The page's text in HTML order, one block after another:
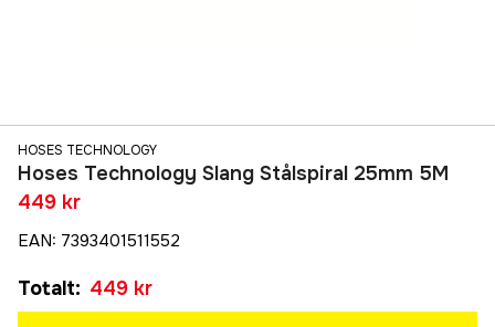
HOSES TECHNOLOGY
Hoses Technology Slang Stålspiral 25mm 5M
449 kr
EAN: 7393401511552
Totalt: 449 kr